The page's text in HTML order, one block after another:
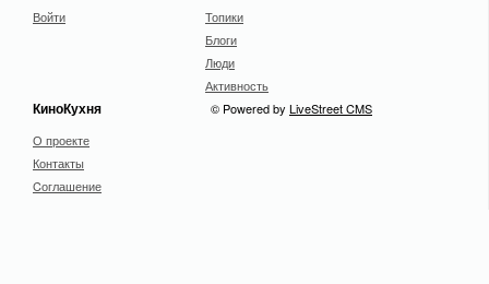
Войти
Топики
Блоги
Люди
Активность
КиноКухня
О проекте
Контакты
Cоглашение
© Powered by LiveStreet CMS